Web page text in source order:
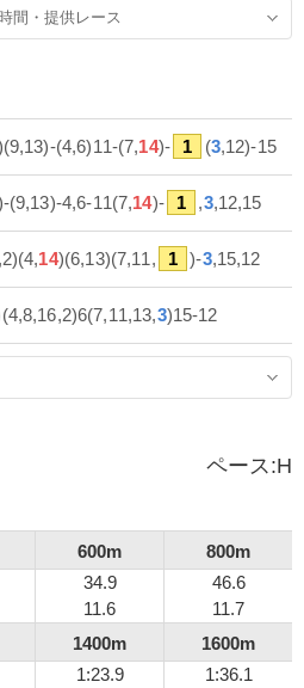
間・提供レース
(4,6)11-(7,14)- 1 (3,12)-15
(9,13)-4,6-11(7,14)- 1 ,3,12,15
14)(6,13)(7,11, 1 )-3,15,12
3)15-12
ペース:H
600m
800m
34.9
11.6
46.6
11.7
1400m
1600m
1:23.9 1:36.1